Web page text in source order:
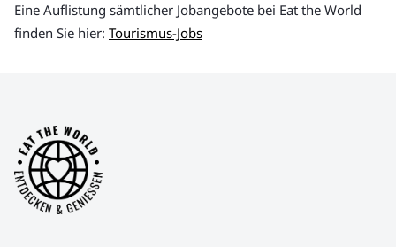
Eine Auflistung sämtlicher Jobangebote bei Eat the World
finden Sie hier: Tourismus-Jobs